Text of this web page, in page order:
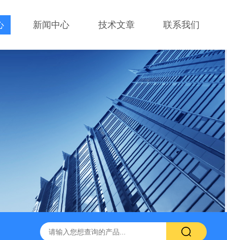
新闻中心 技术文章 联系我们
试剂盒,免费代测